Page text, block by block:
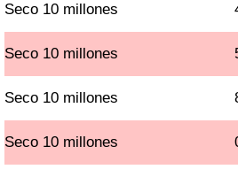
Seco 10 millones
Seco 10 millones
Seco 10 millones
Seco 10 millones